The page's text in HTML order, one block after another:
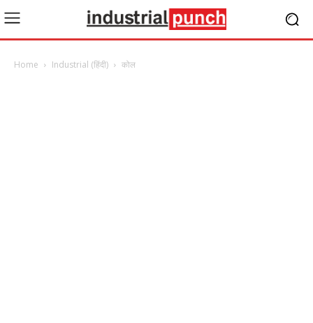
Home Industrial (हिंदी) कोल